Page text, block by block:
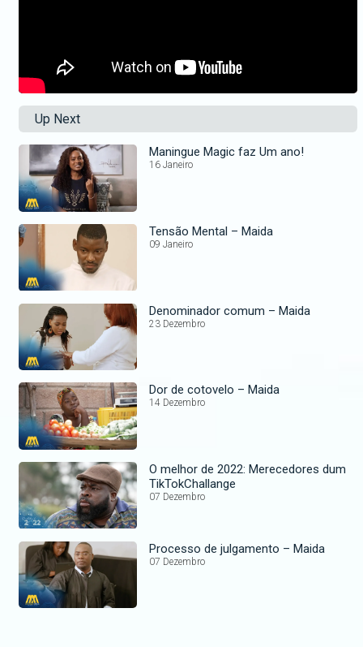
Up Next
Maningue Magic faz Um ano!
16 Janeiro
Tensão Mental – Maida
09 Janeiro
Denominador comum – Maida
23 Dezembro
Dor de cotovelo – Maida
14 Dezembro
O melhor de 2022: Merecedores dum
TikTokChallange
07 Dezembro
Processo de julgamento – Maida
07 Dezembro